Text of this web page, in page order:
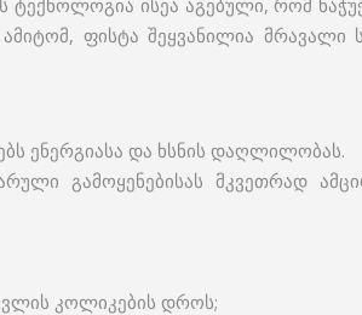
ტექნოლოგია ისეა აგებული, რომ
ფისტა შეყვანილია მრავალი
ენერგიასა და ხსნის დაღლილობას.
გამოყენებისას მკვეთრად
კოლიკების დროს;